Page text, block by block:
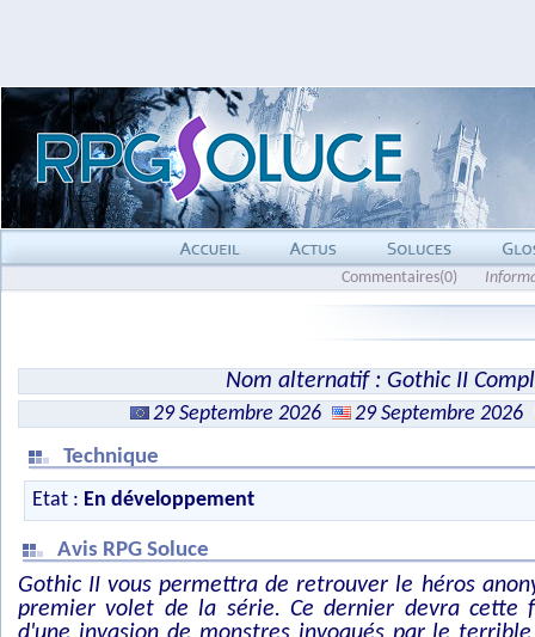
Commentaires(0)
Nom alternatif : Gothic II
29 Septembre 2026
29 Septembre 2026
Technique
Etat : En développement
Avis RPG Soluce
Gothic II vous permettra de retrouver le héros
premier volet de la série. Ce dernier devra cette